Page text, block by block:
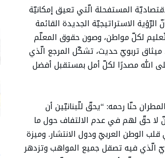
المستفحلة الّتي تعيق إمكانيّة
الاستراتيجيّة الجديدة القائمة
لكلّ مواطن، وصون حقوق المعلّم
ميثاق تربويّ حديث، تشكّل المرجع الّذي
الله مصدرًا لكلّ أمل بمستقبل أفضل
حنّا رحمه: “يحقّ للّبنانيّين أن
أنّ لا حقّ لهم في عدم الالتفاف حول ما
الوطن العربيّ ودول الانتشار. وميزة
الّذي فيه تصقل جميع المواهب وتزدهر